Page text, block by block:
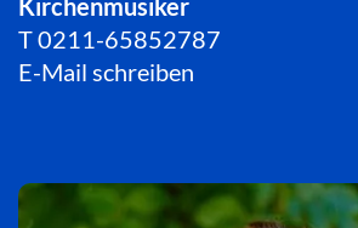
Kirchenmusiker
T0211-65852787
E-Mail schreiben